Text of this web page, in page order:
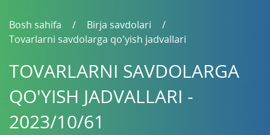
Bosh sahifa
Birja savdolari
Tovarlarni savdolarga qo'yish jadvallari
TOVARLARNI SAVDOLARGA
QO'YISH JADVALLARI -
2023/10/61